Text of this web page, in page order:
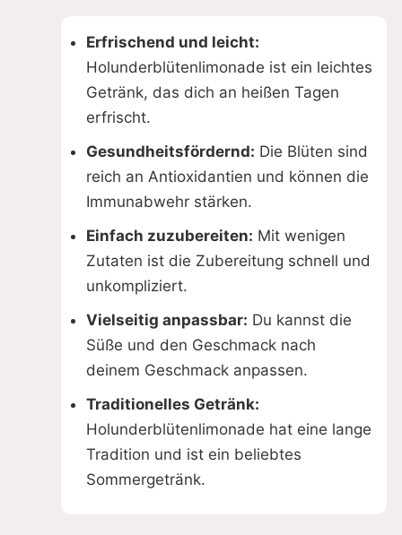
Erfrischend und leicht:
Holunderblütenlimonade ist ein leichtes
Getränk, das dich an heißen Tagen
erfrischt.
Gesundheitsfördernd: Die Blüten sind
reich an Antioxidantien und können die
Immunabwehr stärken.
Einfach zuzubereiten: Mit wenigen
Zutaten ist die Zubereitung schnell und
unkompliziert.
Vielseitig anpassbar: Du kannst die
Süße und den Geschmack nach
deinem Geschmack anpassen.
Traditionelles Getränk:
Holunderblütenlimonade hat eine lange
Tradition und ist ein beliebtes
Sommergetränk.